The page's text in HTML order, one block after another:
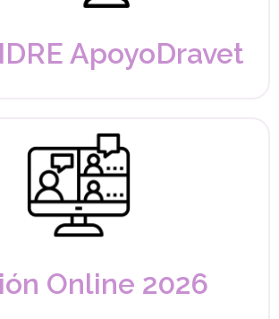
ApoyoDravet
Online 2026